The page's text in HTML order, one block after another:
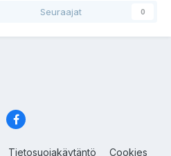
Seuraajat 0
Tietosuojakäytäntö Cookies